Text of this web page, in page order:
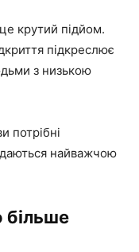
крутий підйом.
підкреслює
з низькою
потрібні
найважчою
більше